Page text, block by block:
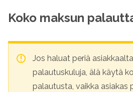
Koko maksun
Jos haluat periä
palautuskuluja, älä käytä
palautusta, vaikka asiakas